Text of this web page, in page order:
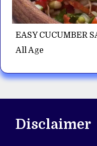
EASY CUCUMBER
All Age
Disclaimer